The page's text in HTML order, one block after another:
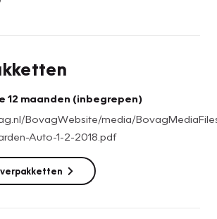
(pechhulp pas).
12 maanden (inbegrepen)
BovagWebsite/media/
Auto-1-2-2018.pdf